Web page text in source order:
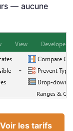
— aucune
Voir les tarifs